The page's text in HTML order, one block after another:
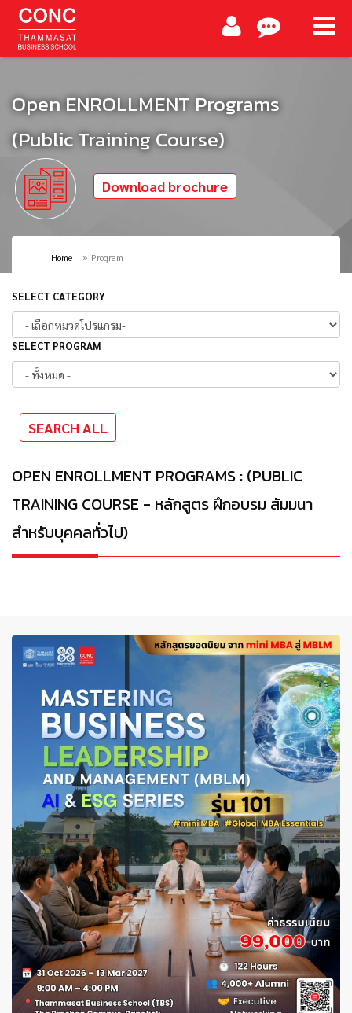
Open ENROLLMENT Programs
(Public Training Course)
Download brochure
Home Program
SELECT CATEGORY
SELECT PROGRAM
OPEN ENROLLMENT PROGRAMS : (PUBLIC
TRAINING COURSE - หลักสูตร ฝึกอบรม สัมมนา
สำหรับบุคคลทั่วไป)